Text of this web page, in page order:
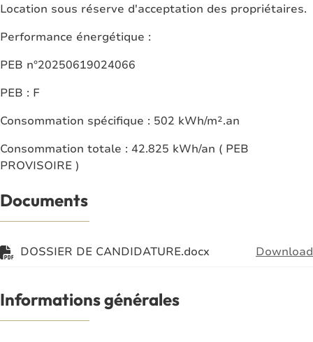
Location sous réserve d'acceptation des propriétaires.
Performance énergétique :
PEB n°20250619024066
PEB : F
Consommation spécifique : 502 kWh/m².an
Consommation totale : 42.825 kWh/an ( PEB
PROVISOIRE )
Documents
DOSSIER DE CANDIDATURE.docx Download
Informations générales